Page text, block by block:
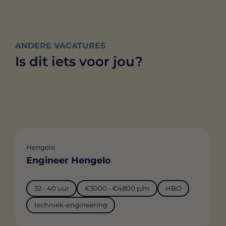
ANDERE VACATURES
Is dit iets voor jou?
Hengelo
Engineer Hengelo
32 - 40 uur €3000 - €4800 p/m HBO
techniek-engineering